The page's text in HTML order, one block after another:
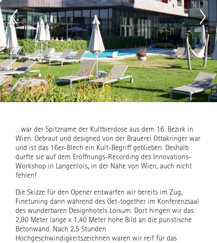
Previous Next
…war der Spitzname der Kultbierdose aus dem 16. Bezirk in
Wien. Gebraut und designed von der Brauerei Ottakringer war
und ist das 16er-Blech ein Kult-Begriff geblieben. Deshalb
durfte sie auf dem Eröffnungs-Recording des Innovations-
Workshop in Langenlois, in der Nähe von Wien, auch nicht
fehlen!
Die Skizze für den Opener entwarfen wir bereits im Zug,
Finetuning dann während des Get-together im Konferenzsaal
des wunderbaren Designhotels Loisum. Dort hingen wir das
2,80 Meter lange x 1,40 Meter hohe Bild an die puristische
Betonwand. Nach 2,5 Stunden
Hochgeschwindigkeitszeichnen waren wir reif für das